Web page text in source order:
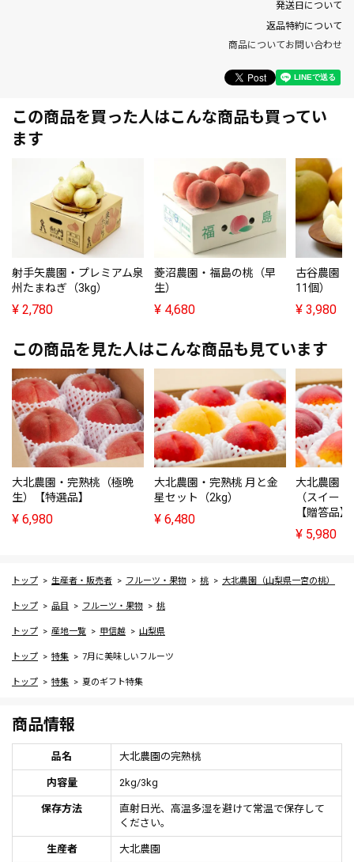
発送日について
返品特約について
商品についてお問い合わせ
この商品を買った人はこんな商品も買ってい
ます
射手矢農園・プレミアム泉
州たまねぎ（3kg）
¥ 2,780
菱沼農園・福島の桃（早
生）
¥ 4,680
古谷農園
11個）
¥ 3,980
この商品を見た人はこんな商品も見ています
大北農園・完熟桃（極晩
生）【特選品】
¥ 6,980
大北農園・完熟桃 月と金
星セット（2kg）
¥ 6,480
大北農園・
（スイー
【贈答品
¥ 5,980
トップ 生産者・販売者 フルーツ・果物 桃 大北農園（山梨県一宮の桃）
トップ 品目 フルーツ・果物 桃
トップ 産地一覧 甲信越 山梨県
トップ 特集 7月に美味しいフルーツ
トップ 特集 夏のギフト特集
商品情報
品名 大北農園の完熟桃
内容量 2kg/3kg
保存方法
直射日光、高温多湿を避けて常温で保存して
ください。
生産者 大北農園